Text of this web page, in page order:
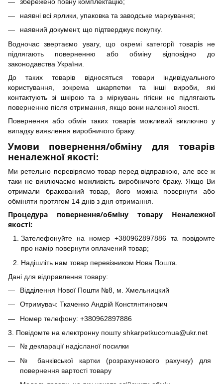
наявні всі ярлики, упаковка та заводське маркування;
наявний документ, що підтверджує покупку.
Водночас звертаємо увагу, що окремі категорії товарів не
підлягають поверненню або обміну відповідно до
законодавства України.
До таких товарів відносяться товари індивідуального
користування, зокрема шкарпетки та інші вироби, які
контактують зі шкірою та з міркувань гігієни не підлягають
поверненню після отримання, якщо вони належної якості.
Повернення або обмін таких товарів можливий виключно у
випадку виявлення виробничого браку.
Умови повернення/обміну для товарів
неналежної якості:
Ми ретельно перевіряємо товар перед відправкою, але все ж
таки не виключаємо можливість виробничого браку. Якщо Ви
отримали бракований товар, його можна повернути або
обміняти протягом 14 днів з дня отримання.
Процедура повернення/обміну товару Неналежної
якості:
Зателефонуйте на номер +380962897886 та повідомте
про намір повернути оплачений товар;
Надішліть нам товар перевізником Нова Пошта.
Дані для відправлення товару:
Відділення Нової Пошти №8, м. Хмельницкий
Отримувач: Ткаченко Андрій Констянтинович
Номер телефону: +380962897886
3. Повідомте на електронну пошту shkarpetkucomua@ukr.net
№ декларації надісланої посилки
№ банківської картки (розрахункового рахунку) для
повернення вартості товару